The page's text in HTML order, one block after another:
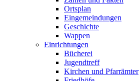
Ortsplan
Eingemeindungen
Geschichte
Wappen
Einrichtungen
Bücherei
Jugendtreff
Kirchen und Pfarrämter